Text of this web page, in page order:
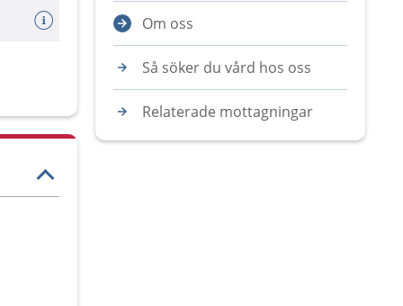
Om oss
Så söker du vård hos oss
Relaterade mottagningar